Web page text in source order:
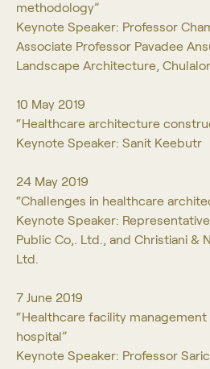
methodology”
Keynote Speaker: Professor
Associate Professor Pavadee
Landscape Architecture,
10 May 2019
“Healthcare architecture
Keynote Speaker: Sanit Keebutr
24 May 2019
“Challenges in healthcare
Keynote Speaker:
Public Co,. Ltd., and Christiani &
Ltd.
7 June 2019
“Healthcare facility
hospital”
Keynote Speaker: Professor